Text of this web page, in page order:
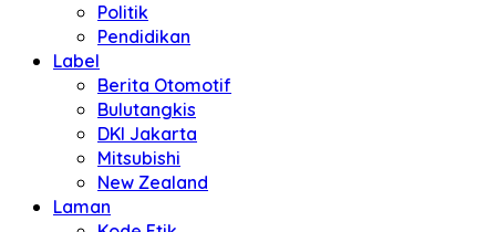
Politik
Pendidikan
Label
Berita Otomotif
Bulutangkis
DKI Jakarta
Mitsubishi
New Zealand
Laman